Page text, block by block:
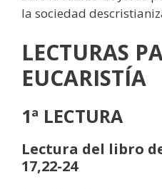
la sociedad
LECTURAS
EUCARISTÍA
1ª LECTURA
Lectura del libro
17,22-24